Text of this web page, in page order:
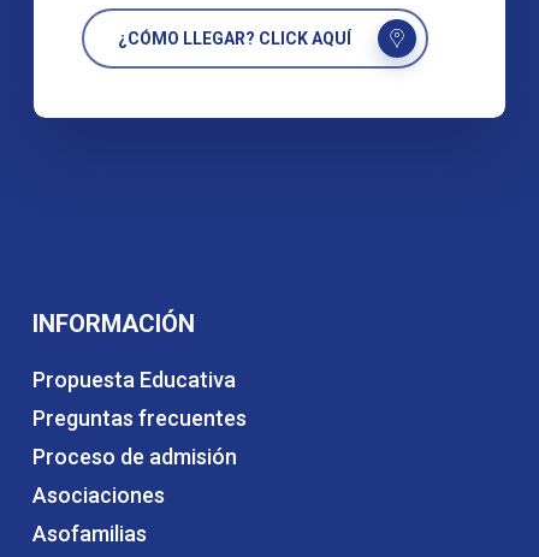
¿CÓMO LLEGAR? CLICK AQUÍ
INFORMACIÓN
Propuesta Educativa
Preguntas frecuentes
Proceso de admisión
Asociaciones
Asofamilias